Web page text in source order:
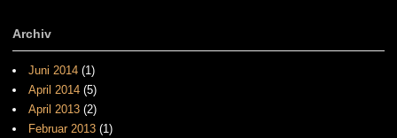
Archiv
Juni 2014 (1)
April 2014 (5)
April 2013 (2)
Februar 2013 (1)